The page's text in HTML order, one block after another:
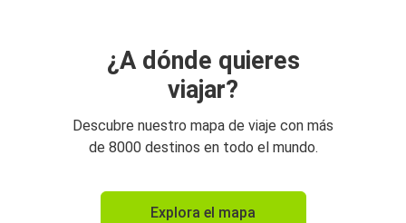
¿A dónde quieres
viajar?
Descubre nuestro mapa de viaje con más
de 8000 destinos en todo el mundo.
Explora el mapa